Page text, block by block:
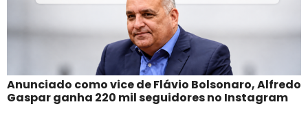
Anunciado como vice de Flávio Bolsonaro, Alfredo
Gaspar ganha 220 mil seguidores no Instagram